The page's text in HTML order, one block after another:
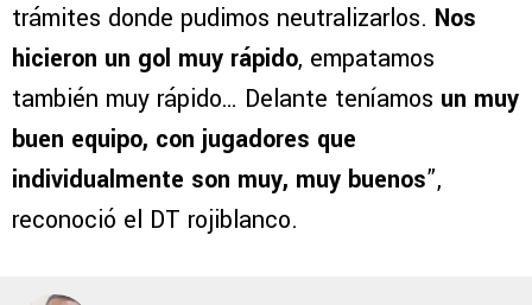
trámites donde pudimos neutralizarlos. Nos
hicieron un gol muy rápido, empatamos
también muy rápido… Delante teníamos un muy
buen equipo, con jugadores que
individualmente son muy, muy buenos”,
reconoció el DT rojiblanco.